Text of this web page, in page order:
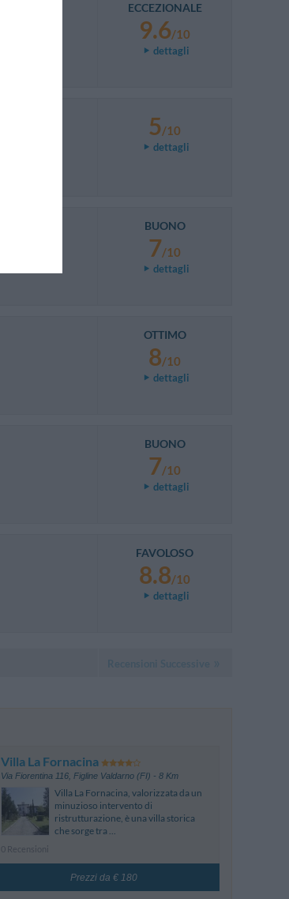
ECCEZIONALE
9.6/10
dettagli
5/10
dettagli
BUONO
7/10
dettagli
OTTIMO
8/10
dettagli
BUONO
7/10
dettagli
FAVOLOSO
8.8/10
dettagli
Villa La Fornacina
Via Fiorentina 116, Figline Valdarno (FI) - 8 Km
Villa La Fornacina, valorizzata da un
minuzioso intervento di
ristrutturazione, è una villa storica
che sorge tra ...
0 Recensioni
Prezzi da € 180